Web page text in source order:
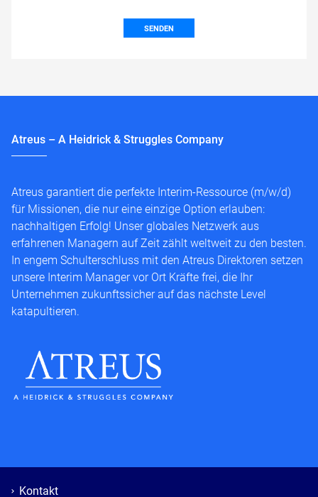
SENDEN
Atreus – A Heidrick & Struggles Company
Atreus garantiert die perfekte Interim-Ressource (m/w/d)
für Missionen, die nur eine einzige Option erlauben:
nachhaltigen Erfolg! Unser globales Netzwerk aus
erfahrenen Managern auf Zeit zählt weltweit zu den besten.
In engem Schulterschluss mit den Atreus Direktoren setzen
unsere Interim Manager vor Ort Kräfte frei, die Ihr
Unternehmen zukunftssicher auf das nächste Level
katapultieren.
Kontakt